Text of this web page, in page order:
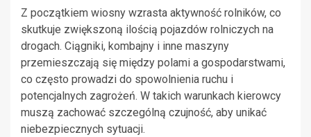
Z początkiem wiosny wzrasta aktywność rolników, co
skutkuje zwiększoną ilością pojazdów rolniczych na
drogach. Ciągniki, kombajny i inne maszyny
przemieszczają się między polami a gospodarstwami,
co często prowadzi do spowolnienia ruchu i
potencjalnych zagrożeń. W takich warunkach kierowcy
muszą zachować szczególną czujność, aby unikać
niebezpiecznych sytuacji.